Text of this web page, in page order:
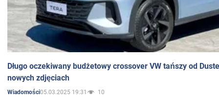
Długo oczekiwany budżetowy crossover VW tańszy od
nowych zdjęciach
Wiadomości05.03.2025 19:31 10